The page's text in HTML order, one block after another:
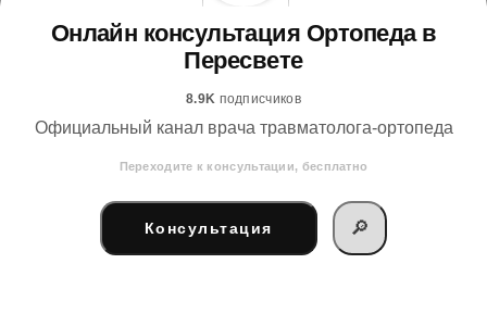
Онлайн консультация Ортопеда в
Пересвете
8.9K подписчиков
Официальный канал врача травматолога-ортопеда
Переходите к консультации, бесплатно
Консультация 🔎